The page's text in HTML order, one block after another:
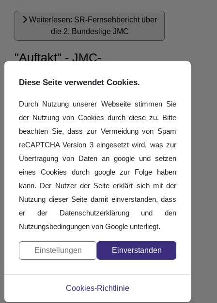
Weiterlesen: SR-Fernsehbericht über
die 2. Bundeslige JMC
"Auftakt" - JMC-
Am 18.02.2024 fand im Saarlouiser Theater
am Ring die JMC-Präsentation für die neue
Turniersaison statt.
Details
Geschrieben von: Hans-Werner Kirz
Weiterlesen: "Auftakt" - JMC-
Präsentation im Theater am Ring
Bericht der Sportarena über
"Auftakt" - JMC-
Präsentation im Theater
Diese Seite verwendet Cookies.
Durch Nutzung unserer Webseite stimmen Sie
der Nutzung von Cookies durch diese zu. Bitte
beachten Sie, dass zur Vermeidung von Spam
reCAPTCHA Version 3 eingesetzt wird, was zur
Übertragung von Daten an google und setzen
eines Cookies durch google zur Folge haben
kann. Der Nutzer der Seite erklärt sich mit der
Nutzung dieser Seite damit einverstanden, dass
er der Datenschutzerklärung und den
Nutzungsbedingungen von Google unterliegt.
Einstellungen Einverstanden
Cookies-Richtlinie